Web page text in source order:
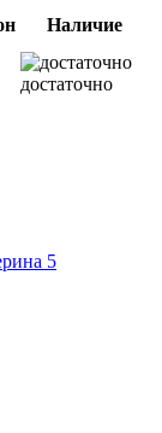
Наличие
достаточно
5